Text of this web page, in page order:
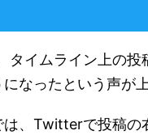
タイムライン上の投
なったという声が
は、Twitterで投稿の